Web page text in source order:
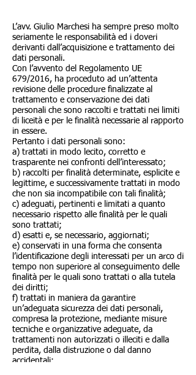
L’avv. Giulio Marchesi ha sempre preso molto
seriamente le responsabilità ed i doveri
derivanti dall’acquisizione e trattamento dei
dati personali.
Con l’avvento del Regolamento UE
679/2016, ha proceduto ad un’attenta
revisione delle procedure finalizzate al
trattamento e conservazione dei dati
personali che sono raccolti e trattati nei limiti
di liceità e per le finalità necessarie al rapporto
in essere.
Pertanto i dati personali sono:
a) trattati in modo lecito, corretto e
trasparente nei confronti dell’interessato;
b) raccolti per finalità determinate, esplicite e
legittime, e successivamente trattati in modo
che non sia incompatibile con tali finalità;
c) adeguati, pertinenti e limitati a quanto
necessario rispetto alle finalità per le quali
sono trattati;
d) esatti e, se necessario, aggiornati;
e) conservati in una forma che consenta
l’identificazione degli interessati per un arco di
tempo non superiore al conseguimento delle
finalità per le quali sono trattati o alla tutela
dei diritti;
f) trattati in maniera da garantire
un’adeguata sicurezza dei dati personali,
compresa la protezione, mediante misure
tecniche e organizzative adeguate, da
trattamenti non autorizzati o illeciti e dalla
perdita, dalla distruzione o dal danno
accidentali;